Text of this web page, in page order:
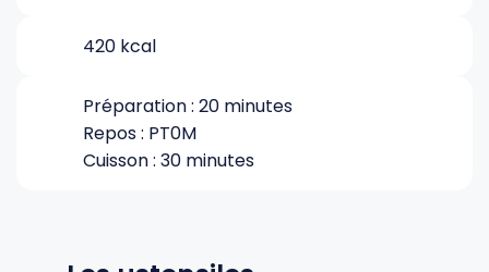
Tires-bouchons
Planches à découper
420 kcal
Préparation : 20 minutes
Repos : PT0M
Cuisson : 30 minutes